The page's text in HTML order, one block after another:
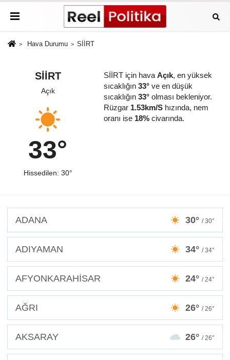
Hava Durumu SİİRT
SİİRT
Açık
33°
Hissedilen: 30°
SİİRT için hava Açık, en yüksek
sıcaklığın 33°ve en düşük
sıcaklığın 33°olması bekleniyor.
Rüzgar 1.53km/Shızında, nem
oranı ise 18%civarında.
ADANA 30° / 30°
ADIYAMAN 34° / 34°
AFYONKARAHİSAR 24° / 24°
AĞRI 26° / 26°
AKSARAY 26° / 26°